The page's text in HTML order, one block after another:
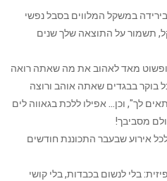
במשקל המלווים בסבל נפשי
תשמור על התוצאה שלך שנים
מאד לאהוב את מה שאתה רואה
בוקר בבגדים שאתה אוהב ורוצה
לך", וכן… אפילו ללכת בגאווה לים
מסביבך!
אירוע שבעבר התכוננת חודשים
בלי לנשום בכבדות, בלי קושי